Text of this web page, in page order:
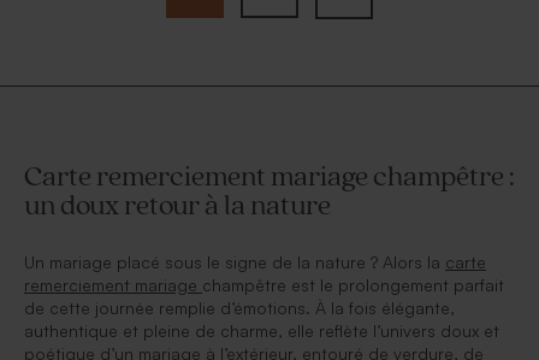
Carte remerciement mariage champêtre :
un doux retour à la nature
Un mariage placé sous le signe de la nature ? Alors la carte
remerciement mariage champêtre est le prolongement parfait
de cette journée remplie d’émotions. À la fois élégante,
authentique et pleine de charme, elle reflète l’univers doux et
poétique d’un mariage à l’extérieur, entouré de verdure, de